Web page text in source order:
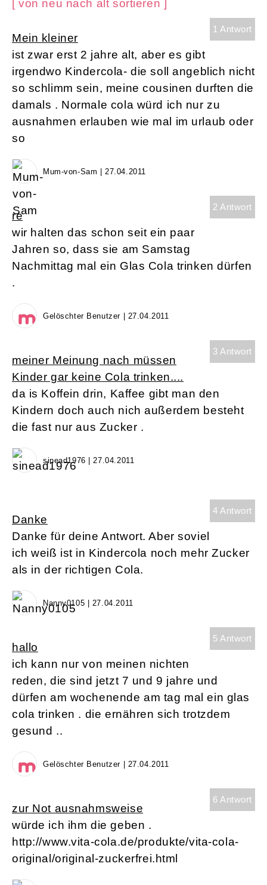
[ von neu nach alt sortieren ]
1 Antwort
Mein kleiner
ist zwar erst 2 jahre alt, aber es gibt
irgendwo Kindercola- die soll angeblich nicht
so schlimm sein, meine cousinen durften die
damals . Normale cola würd ich nur zu
ausnahmen erlauben wie mal im urlaub oder
so
Mum-von-Sam | 27.04.2011
2 Antwort
re
wir halten das schon seit ein paar
Jahren so, dass sie am Samstag
Nachmittag mal ein Glas Cola trinken dürfen
.
Gelöschter Benutzer | 27.04.2011
3 Antwort
meiner Meinung nach müssen
Kinder gar keine Cola trinken....
da is Koffein drin, Kaffee gibt man den
Kindern doch auch nich außerdem besteht
die fast nur aus Zucker .
sinead1976 | 27.04.2011
4 Antwort
Danke
Danke für deine Antwort. Aber soviel
ich weiß ist in Kindercola noch mehr Zucker
als in der richtigen Cola.
Nanny0105 | 27.04.2011
5 Antwort
hallo
ich kann nur von meinen nichten
reden, die sind jetzt 7 und 9 jahre und
dürfen am wochenende am tag mal ein glas
cola trinken . die ernähren sich trotzdem
gesund ..
Gelöschter Benutzer | 27.04.2011
6 Antwort
zur Not ausnahmsweise
würde ich ihm die geben .
http://www.vita-cola.de/produkte/vita-cola-
original/original-zuckerfrei.html